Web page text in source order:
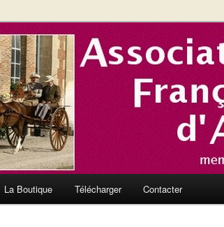
l'Association
et en Europe
La Boutique Télécharger Contacter